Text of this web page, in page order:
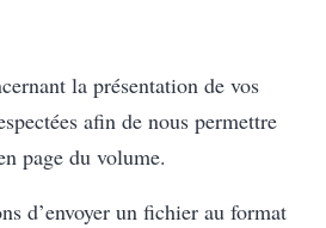
la présentation de vos
afin de nous permettre
page du volume.
d’envoyer un fichier au format